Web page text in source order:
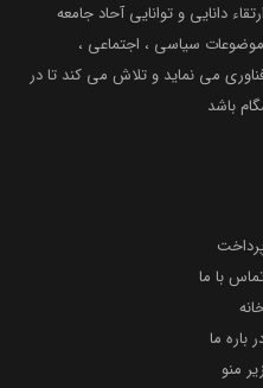
زیبا و تماشایی به
الانتقام با صدای ابوذر
دانایی و توانایی آحاد جامعه
موضوعات سیاسی ، اجتماعی ،
می نماید و تلاش می کند تا در
باشد
با ما
باره ما
زیر منو